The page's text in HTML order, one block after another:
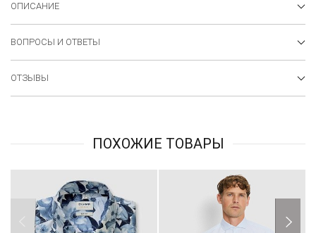
ОПИСАНИЕ
ВОПРОСЫ И ОТВЕТЫ
ОТЗЫВЫ
ПОХОЖИЕ ТОВАРЫ